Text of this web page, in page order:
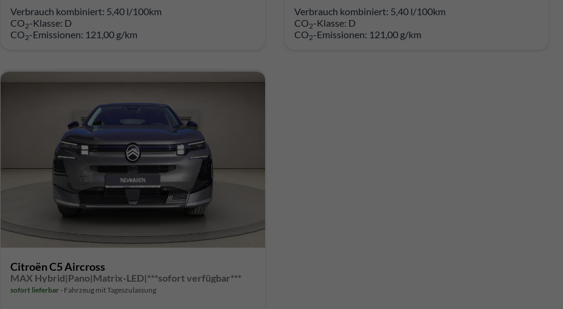
Verbrauch kombiniert: 5,40 l/100km
CO2-Klasse: D
CO2-Emissionen: 121,00 g/km
Verbrauch kombiniert: 5,40 l/100km
CO2-Klasse: D
CO2-Emissionen: 121,00 g/km
Citroën C5 Aircross
MAX Hybrid|Pano|Matrix-LED|***sofort verfügbar***
sofort lieferbar Fahrzeug mit Tageszulassung